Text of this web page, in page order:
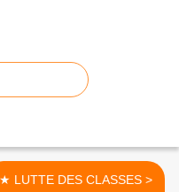
★ LUTTE DES CLASSES >